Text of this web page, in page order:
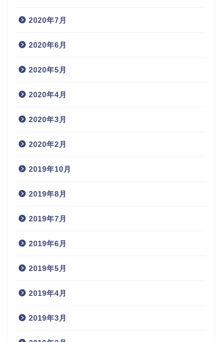
2020年7月
2020年6月
2020年5月
2020年4月
2020年3月
2020年2月
2019年10月
2019年8月
2019年7月
2019年6月
2019年5月
2019年4月
2019年3月